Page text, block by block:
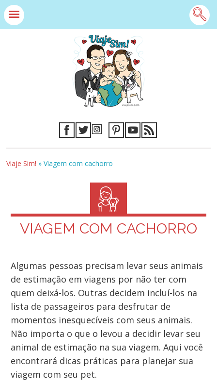
Viaje Sim! »Viagem com cachorro
VIAGEM COM CACHORRO
Algumas pessoas precisam levar seus animais
de estimação em viagens por não ter com
quem deixá-los. Outras decidem incluí-los na
lista de passageiros para desfrutar de
momentos inesquecíveis com seus animais.
Não importa o que o levou a decidir levar seu
animal de estimação na sua viagem. Aqui você
encontrará dicas práticas para planejar sua
viagem com seu pet.